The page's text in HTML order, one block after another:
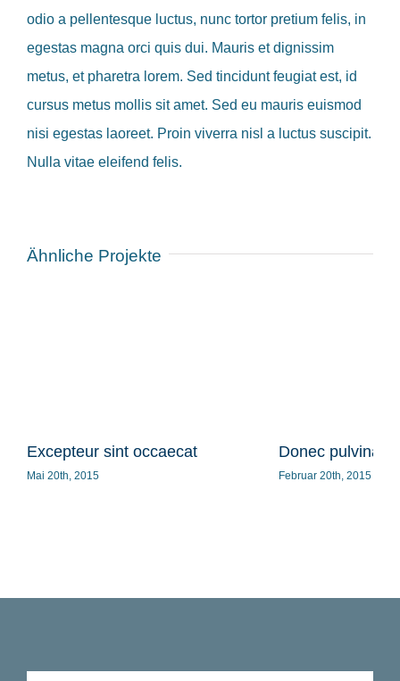
odio a pellentesque luctus, nunc tortor pretium felis, in
egestas magna orci quis dui. Mauris et dignissim
metus, et pharetra lorem. Sed tincidunt feugiat est, id
cursus metus mollis sit amet. Sed eu mauris euismod
nisi egestas laoreet. Proin viverra nisl a luctus suscipit.
Nulla vitae eleifend felis.
Ähnliche Projekte
Excepteur sint occaecat
Mai 20th, 2015
Donec pulvinar
Februar 20th, 2015